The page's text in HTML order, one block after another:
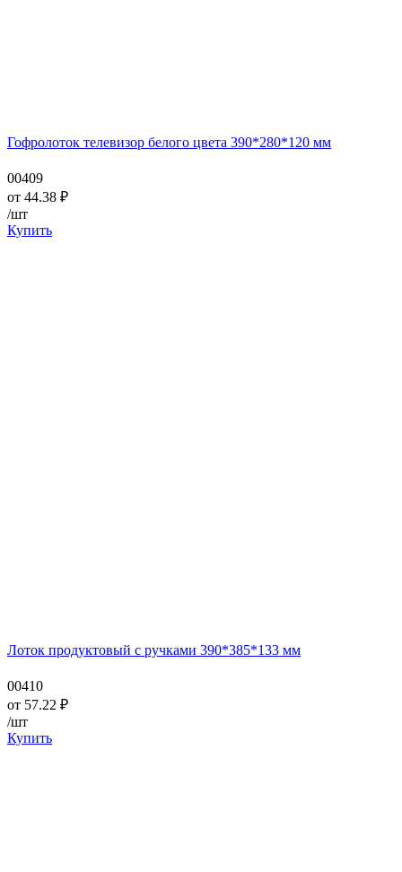
Гофролоток телевизор белого цвета 390*280*120 мм
00409
от 44.38 ₽
/шт
Купить
Лоток продуктовый с ручками 390*385*133 мм
00410
от 57.22 ₽
/шт
Купить